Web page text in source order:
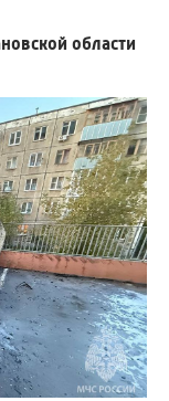
области